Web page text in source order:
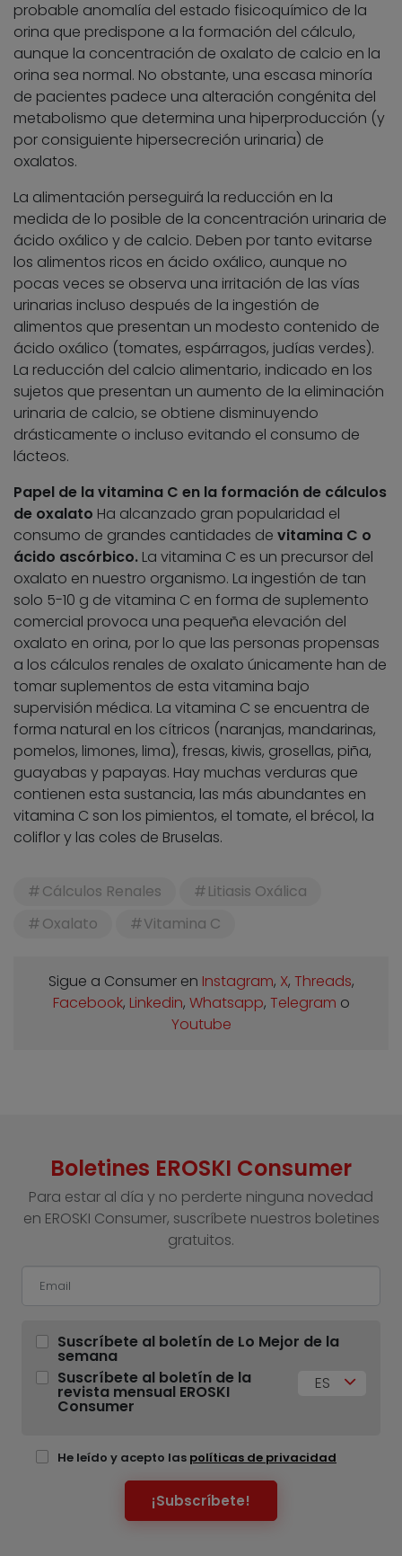
probable anomalía del estado fisicoquímico de la
orina que predispone a la formación del cálculo,
aunque la concentración de oxalato de calcio en la
orina sea normal. No obstante, una escasa minoría
de pacientes padece una alteración congénita del
metabolismo que determina una hiperproducción (y
por consiguiente hipersecreción urinaria) de
oxalatos.
La alimentación perseguirá la reducción en la
medida de lo posible de la concentración urinaria de
ácido oxálico y de calcio. Deben por tanto evitarse
los alimentos ricos en ácido oxálico, aunque no
pocas veces se observa una irritación de las vías
urinarias incluso después de la ingestión de
alimentos que presentan un modesto contenido de
ácido oxálico (tomates, espárragos, judías verdes).
La reducción del calcio alimentario, indicado en los
sujetos que presentan un aumento de la eliminación
urinaria de calcio, se obtiene disminuyendo
drásticamente o incluso evitando el consumo de
lácteos.
Papel de la vitamina C en la formación de cálculos
de oxalato Ha alcanzado gran popularidad el
consumo de grandes cantidades de vitamina C o
ácido ascórbico. La vitamina C es un precursor del
oxalato en nuestro organismo. La ingestión de tan
solo 5-10 g de vitamina C en forma de suplemento
comercial provoca una pequeña elevación del
oxalato en orina, por lo que las personas propensas
a los cálculos renales de oxalato únicamente han de
tomar suplementos de esta vitamina bajo
supervisión médica. La vitamina C se encuentra de
forma natural en los cítricos (naranjas, mandarinas,
pomelos, limones, lima), fresas, kiwis, grosellas, piña,
guayabas y papayas. Hay muchas verduras que
contienen esta sustancia, las más abundantes en
vitamina C son los pimientos, el tomate, el brécol, la
coliflor y las coles de Bruselas.
Cálculos Renales
Litiasis Oxálica
Oxalato
Vitamina C
Sigue a Consumer en Instagram, X, Threads,
Facebook, Linkedin, Whatsapp, Telegram o
Youtube
Boletines EROSKI Consumer
Para estar al día y no perderte ninguna novedad
en EROSKI Consumer, suscríbete nuestros boletines
gratuitos.
Suscríbete al boletín de Lo Mejor de la
semana
Suscríbete al boletín de la
revista mensual EROSKI
Consumer
ES
He leído y acepto las políticas de privacidad
¡Subscríbete!